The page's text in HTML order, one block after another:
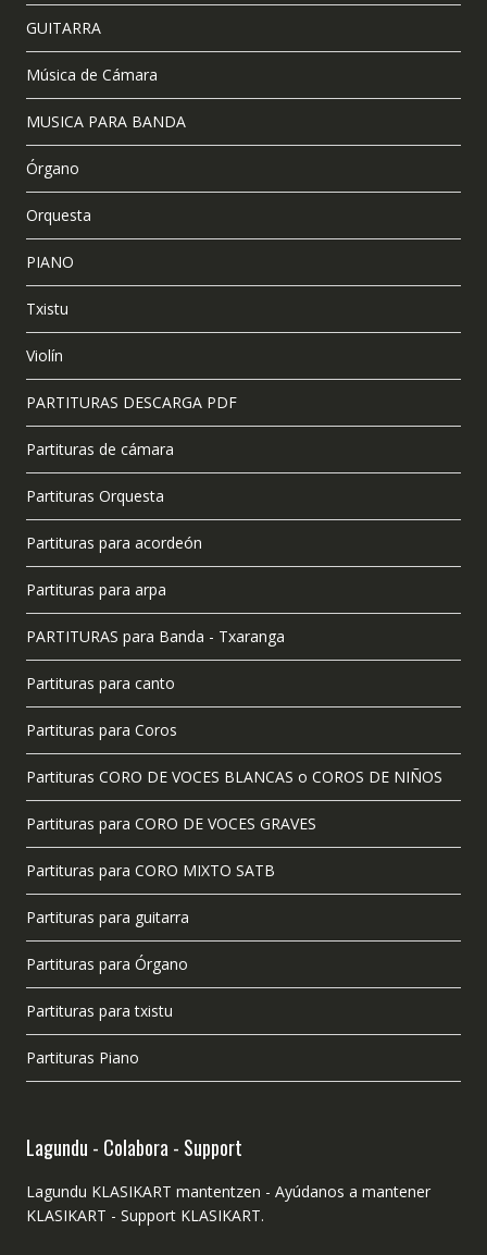
GUITARRA
Música de Cámara
MUSICA PARA BANDA
Órgano
Orquesta
PIANO
Txistu
Violín
PARTITURAS DESCARGA PDF
Partituras de cámara
Partituras Orquesta
Partituras para acordeón
Partituras para arpa
PARTITURAS para Banda - Txaranga
Partituras para canto
Partituras para Coros
Partituras CORO DE VOCES BLANCAS o COROS DE NIÑOS
Partituras para CORO DE VOCES GRAVES
Partituras para CORO MIXTO SATB
Partituras para guitarra
Partituras para Órgano
Partituras para txistu
Partituras Piano
Lagundu - Colabora - Support
Lagundu KLASIKART mantentzen - Ayúdanos a mantener
KLASIKART - Support KLASIKART.